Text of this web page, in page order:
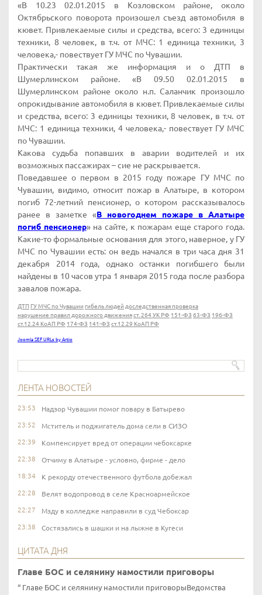
«В 10.23 02.01.2015 в Козловском районе, около
Октябрьского поворота произошел съезд автомобиля в
кювет. Привлекаемые силы и средства, всего: 3 единицы
техники, 8 человек, в т.ч. от МЧС: 1 единица техники, 3
человека,- повествует ГУ МЧС по Чувашии.
Практически такая же информация и о ДТП в
Шумерлинском районе. «В 09.50 02.01.2015 в
Шумерлинском районе около н.п. Саланчик произошло
опрокидывание автомобиля в кювет. Привлекаемые силы
и средства, всего: 3 единицы техники, 8 человек, в т.ч. от
МЧС: 1 единица техники, 4 человека,- повествует ГУ МЧС
по Чувашии.
Какова судьба попавших в аварии водителей и их
возможных пассажирах – сие не раскрывается.
Поведавшее о первом в 2015 году пожаре ГУ МЧС по
Чувашии, видимо, относит пожар в Алатыре, в котором
погиб 72-летний пенсионер, о котором рассказывалось
ранее в заметке «В новогоднем пожаре в Алатыре
погиб пенсионер» на сайте, к пожарам еще старого года.
Какие-то формальные основания для этого, наверное, у ГУ
МЧС по Чувашии есть: он ведь начался в три часа дня 31
декабря 2014 года, однако останки погибшего были
найдены в 10 часов утра 1 января 2015 года после разбора
завалов пожара.
ДТП ГУ МЧС по Чувашии гибель людей доследственная проверка
нарушение правил дорожного движенияст. 264 УК РФ 151-ФЗ 63-ФЗ 196-ФЗ
ст.12.24 КоАП РФ 174-ФЗ 141-ФЗ ст.12.29 КоАП РФ
Joomla SEF URLs by Artio
ЛЕНТА НОВОСТЕЙ
23:53 Надзор Чувашии помог повару в Батырево
23:52 Мститель и поджигатель дома сели в СИЗО
22:39 Компенсирует вред от операции чебоксарке
22:38 Отчиму в Алатыре - условно, фирме - дело
18:34 К рекорду отечественного футбола добежал
22:28 Велят водопровод в селе Красноармейское
22:27 Мзду в колледже направили в суд Чебоксар
23:38 Состязались в шашки и на лыжне в Кугеси
ЦИТАТА ДНЯ
Главе БОС и селянину намостили приговоры
Главе БОС и селянину намостили приговорыВедомства